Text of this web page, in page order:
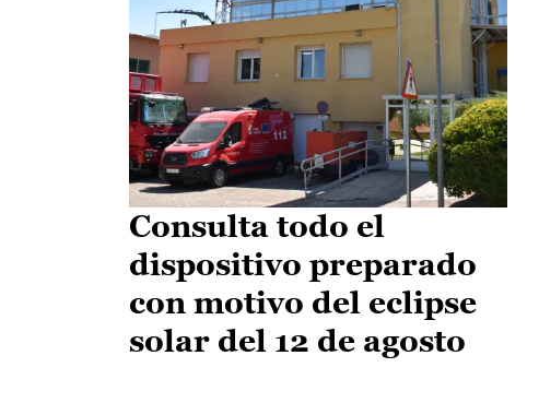
Consulta todo el
dispositivo preparado
con motivo del eclipse
solar del 12 de agosto